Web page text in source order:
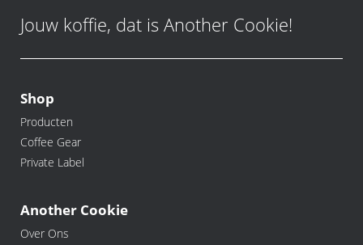
Jouw koffie, dat is Another Cookie!
Shop
Producten
Coffee Gear
Private Label
Another Cookie
Over Ons